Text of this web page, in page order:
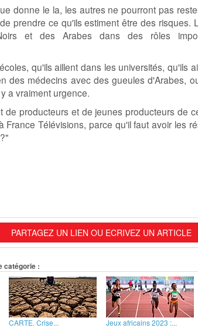
donne le la, les autres ne pourront pas
prendre ce qu'ils estiment être des risques.
et des Arabes dans des rôles
qu'ils aillent dans les universités, qu'ils
des médecins avec des gueules d'Arabes,
a vraiment urgence.
de producteurs et de jeunes producteurs de
France Télévisions, parce qu'il faut avoir les
PARTAGEZ UN LIEN OU ECRIVEZ UN ARTICLE
catégorie :
CARTE. Crise... Jeux africains 2023 :...